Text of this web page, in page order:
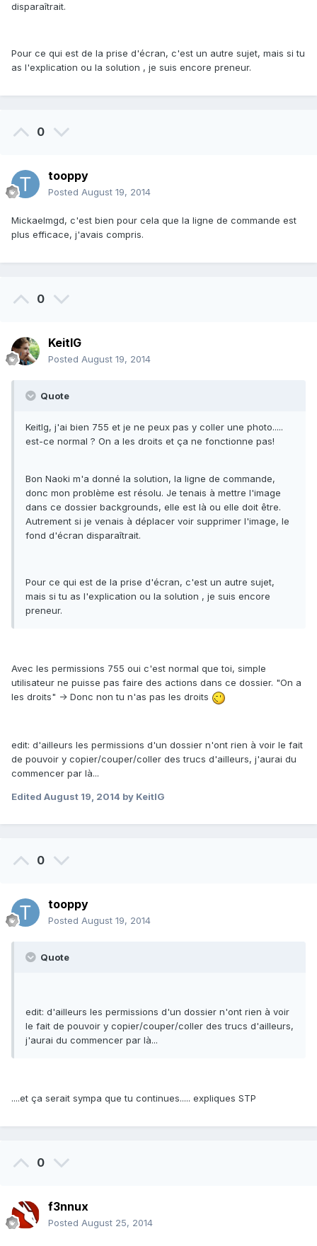
disparaîtrait.
Pour ce qui est de la prise d'écran, c'est un autre sujet, mais si tu
as l'explication ou la solution , je suis encore preneur.
0
tooppy
Posted August 19, 2014
Mickaelmgd, c'est bien pour cela que la ligne de commande est
plus efficace, j'avais compris.
0
KeitIG
Posted August 19, 2014
Quote
Keitlg, j'ai bien 755 et je ne peux pas y coller une photo.....
est-ce normal ? On a les droits et ça ne fonctionne pas!
Bon Naoki m'a donné la solution, la ligne de commande,
donc mon problème est résolu. Je tenais à mettre l'image
dans ce dossier backgrounds, elle est là ou elle doit être.
Autrement si je venais à déplacer voir supprimer l'image, le
fond d'écran disparaîtrait.
Pour ce qui est de la prise d'écran, c'est un autre sujet,
mais si tu as l'explication ou la solution , je suis encore
preneur.
Avec les permissions 755 oui c'est normal que toi, simple
utilisateur ne puisse pas faire des actions dans ce dossier. "On a
les droits" -> Donc non tu n'as pas les droits
edit: d'ailleurs les permissions d'un dossier n'ont rien à voir le fait
de pouvoir y copier/couper/coller des trucs d'ailleurs, j'aurai du
commencer par là...
Edited August 19, 2014 by KeitIG
0
tooppy
Posted August 19, 2014
Quote
edit: d'ailleurs les permissions d'un dossier n'ont rien à voir
le fait de pouvoir y copier/couper/coller des trucs d'ailleurs,
j'aurai du commencer par là...
....et ça serait sympa que tu continues..... expliques STP
0
f3nnux
Posted August 25, 2014